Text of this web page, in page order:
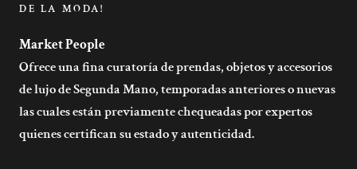
DE LA MODA!
Market People
Ofrece una fina curatoría de prendas, objetos y accesorios
de lujo de Segunda Mano, temporadas anteriores o nuevas
las cuales están previamente chequeadas por expertos
quienes certifican su estado y autenticidad.